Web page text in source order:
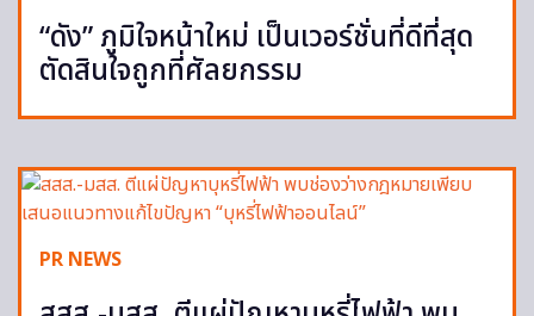
“ดัง” ภูมิใจหน้าใหม่ เป็นเวอร์ชั่นที่ดีที่สุด
ตัดสินใจถูกที่ศัลยกรรม
PR NEWS